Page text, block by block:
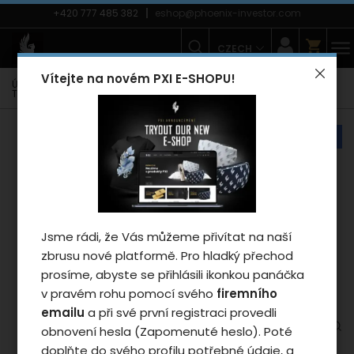
Vítejte na novém PXI E-SHOPU!
Jsme rádi, že Vás můžeme přivítat na naší
zbrusu nové platformě. Pro hladký přechod
prosíme, abyste se přihlásili ikonkou panáčka
v pravém rohu pomocí svého firemního
emailu a při své první registraci provedli
obnovení hesla (Zapomenuté heslo). Poté
doplňte do svého profilu potřebné údaje, a
+420 777 485 382 eshop@phoenix-investor.com
CZECH
Úvodní strana E-shop Móda Trička
Pánská trička
Tričko Phoenix POLO KJUS - man/grey
Záleží nám na vašem
soukromí
Cookies používáme proto, abychom
zajistili funkčnosti webu a pokud nám
dáte souhlas, tak mimo jiné i proto
abychom vylepšili obsah stránek podle
vašich preferencí. Tlačítkem „Souhlasit
a zavřít“ udělíte souhlas s využíváním
cookies a budeme tak moci předat